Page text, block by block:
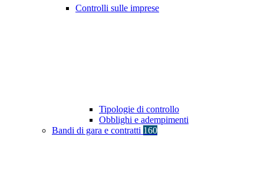
Controlli sulle imprese
Tipologie di controllo
Obblighi e adempimenti
Bandi di gara e contratti 160